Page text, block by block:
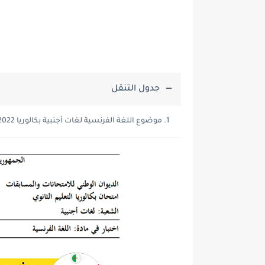
جدول التنقل
موضوع اللغة الفرنسية لغات أجنبية بكالوريا 2022: